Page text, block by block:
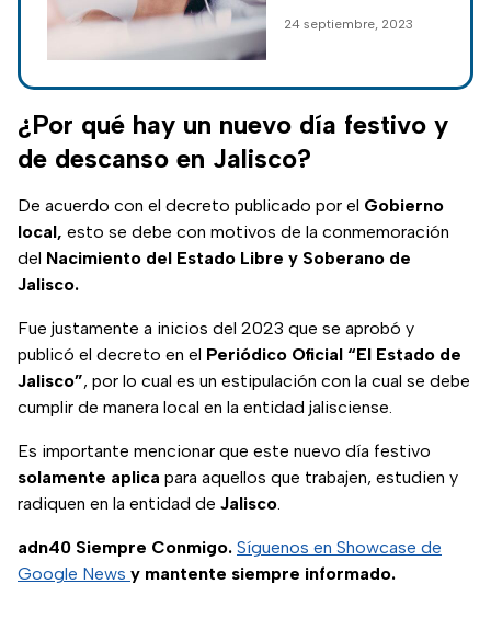
General de
Procedimientos
Electorales; te
detalles.
24 septiembre, 2023
¿Por qué hay un nuevo día festivo y
de descanso en Jalisco?
De acuerdo con el decreto publicado por el Gobierno
local, esto se debe con motivos de la conmemoración
del Nacimiento del Estado Libre y Soberano de
Jalisco.
Fue justamente a inicios del 2023 que se aprobó y
publicó el decreto en el Periódico Oficial “El Estado de
Jalisco”, por lo cual es un estipulación con la cual se debe
cumplir de manera local en la entidad jalisciense.
Es importante mencionar que este nuevo día festivo
solamente aplica para aquellos que trabajen, estudien y
radiquen en la entidad de Jalisco.
adn40 Siempre Conmigo. Síguenos en Showcase de
Google News y mantente siempre informado.